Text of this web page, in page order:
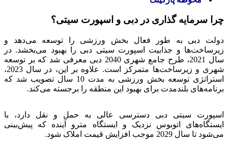
چرا سرمایه گذاری در دبی و اسپورت سیتی؟
دولت دبی به طور فعال بخش ورزشی را توسعه می‌دهد و
زیرساخت‌ها و جذابیت اسپورت سیتی دبی را بهبود می‌بخشد. در
سال 2021، طرح جامع شهری 2040 دبی معرفی شد که بر توسعه
شهری و زیرساخت‌ها متمرکز است. علاوه بر این، در سال 2023،
استراتژی توسعه بخش ورزشی به مدت 10 سال تصویب شد که
برنامه‌های بلندمدت برای بهبود این منطقه را برجسته می‌کند.
اسپورت سیتی دبی دسترسی عالی به حمل و نقل دارد، با
ایستگاه‌های اتوبوس نزدیک و ایستگاه مترو آینده که پیش‌بینی
می‌شود تا سال 2029 موجب افزایش قیمت املاک شود.